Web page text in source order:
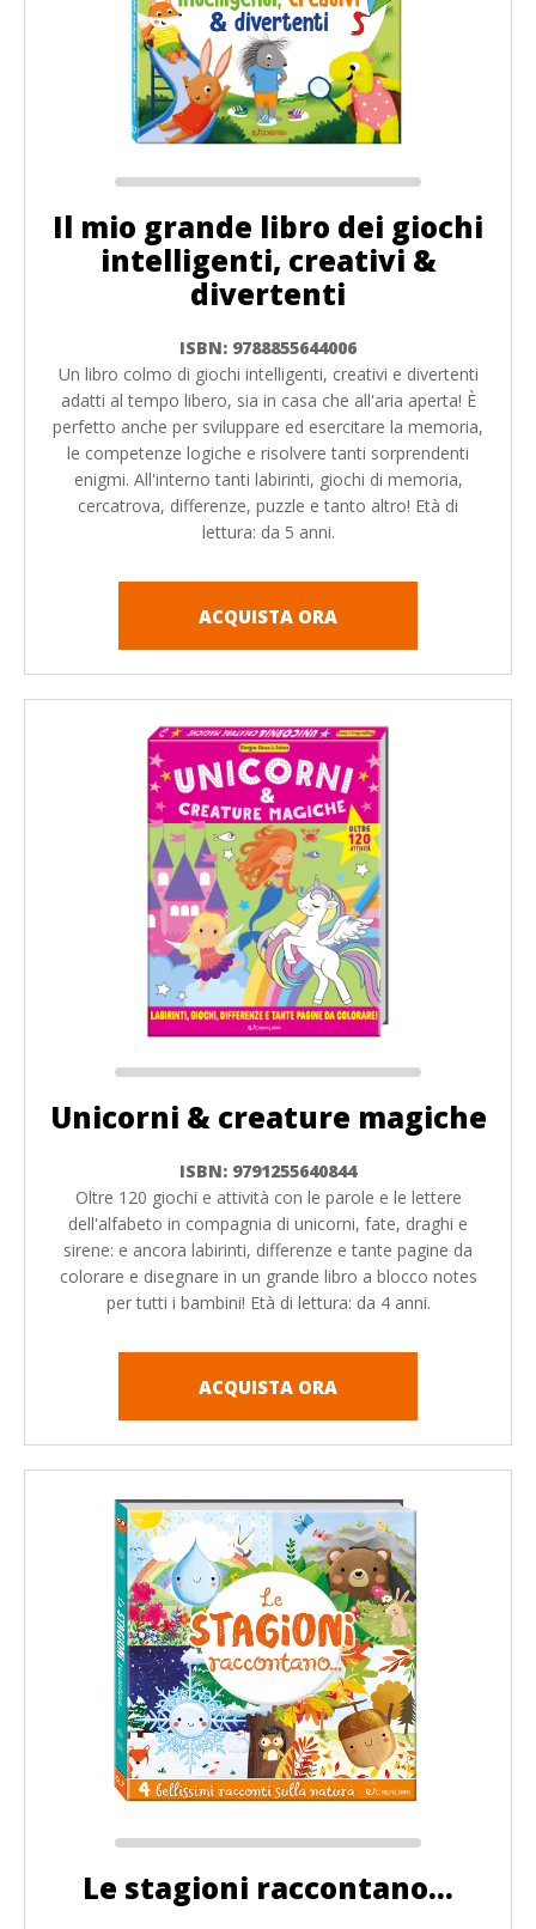
Il mio grande libro dei giochi
intelligenti, creativi &
divertenti
ISBN: 9788855644006
Un libro colmo di giochi intelligenti, creativi e divertenti
adatti al tempo libero, sia in casa che all'aria aperta! È
perfetto anche per sviluppare ed esercitare la memoria,
le competenze logiche e risolvere tanti sorprendenti
enigmi. All'interno tanti labirinti, giochi di memoria,
cercatrova, differenze, puzzle e tanto altro! Età di
lettura: da 5 anni.
ACQUISTA ORA
Unicorni & creature magiche
ISBN: 9791255640844
Oltre 120 giochi e attività con le parole e le lettere
dell'alfabeto in compagnia di unicorni, fate, draghi e
sirene: e ancora labirinti, differenze e tante pagine da
colorare e disegnare in un grande libro a blocco notes
per tutti i bambini! Età di lettura: da 4 anni.
ACQUISTA ORA
Le stagioni raccontano...